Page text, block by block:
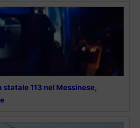
113 nel Messinese,